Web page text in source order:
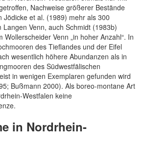
Nachweise größerer Bestände
Jödicke et al. (1989) mehr als 300
Langen Venn, auch Schmidt (1983b)
Wollerscheider Venn „in hoher Anzahl“. In
des Tieflandes und der Eifel
wesentlich höhere Abundanzen als in
des Südwestfälischen
in wenigen Exemplaren gefunden wird
Bußmann 2000). Als boreo-montane Art
Westfalen keine
in Nordrhein-